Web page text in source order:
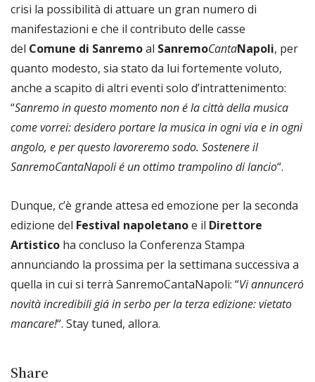
crisi la possibilità di attuare un gran numero di
manifestazioni e che il contributo delle casse
del Comune di Sanremoal SanremoCantaNapoli, per
quanto modesto, sia stato da lui fortemente voluto,
anche a scapito di altri eventi solo d’intrattenimento:
“Sanremo in questo momento non é la città della musica
come vorrei: desidero portare la musica in ogni via e in ogni
angolo, e per questo lavoreremo sodo. Sostenere il
SanremoCantaNapoli é un ottimo trampolino di lancio“.
Dunque, c’è grande attesa ed emozione per la seconda
edizione del Festival napoletanoe il Direttore
Artistico ha concluso la Conferenza Stampa
annunciando la prossima per la settimana successiva a
quella in cui si terrà SanremoCantaNapoli: “Vi annunceró
novità incredibili giá in serbo per la terza edizione: vietato
mancare!“. Stay tuned, allora.
Share